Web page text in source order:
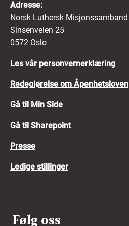
Adresse:
Norsk Luthersk Misjonssamband
Sinsenveien 25
0572 Oslo
Les vår personvernerklæring
Redegjørelse om Åpenhetsloven
Gå til Min Side
Gå til Sharepoint
Presse
Ledige stillinger
Følg oss